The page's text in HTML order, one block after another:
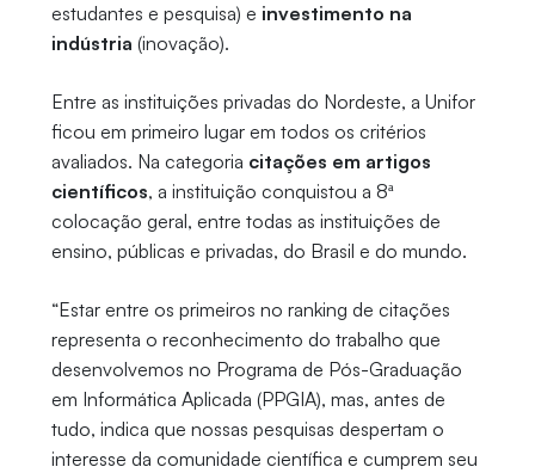
estudantes e pesquisa) e investimento na
indústria (inovação).
Entre as instituições privadas do Nordeste, a Unifor
ficou em primeiro lugar em todos os critérios
avaliados. Na categoria citações em artigos
científicos, a instituição conquistou a 8ª
colocação geral, entre todas as instituições de
ensino, públicas e privadas, do Brasil e do mundo.
“Estar entre os primeiros no ranking de citações
representa o reconhecimento do trabalho que
desenvolvemos no Programa de Pós-Graduação
em Informática Aplicada (PPGIA), mas, antes de
tudo, indica que nossas pesquisas despertam o
interesse da comunidade científica e cumprem seu